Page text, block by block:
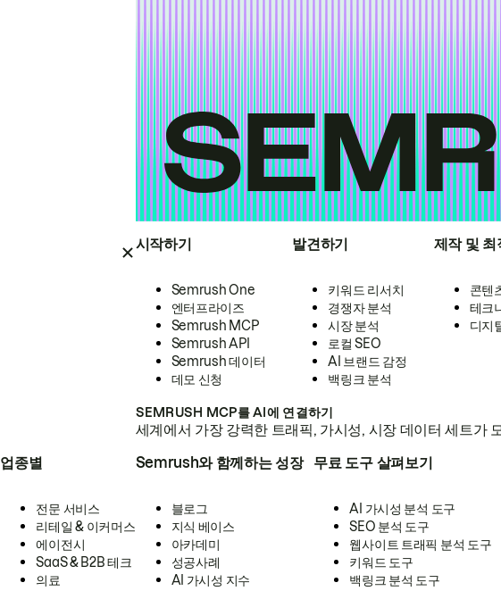
시작하기
Semrush One
엔터프라이즈
Semrush MCP
Semrush API
Semrush 데이터
데모 신청
발견하기
키워드 리서치
경쟁자 분석
시장 분석
로컬 SEO
AI 브랜드 감정
백링크 분석
제작 및 최
콘텐
테크
디지
SEMRUSH MCP를 AI에 연결하기
세계에서 가장 강력한 트래픽, 가시성, 시장 데이터 세트가
업종별
전문 서비스
리테일 & 이커머스
에이전시
SaaS & B2B 테크
의료
Semrush와 함께하는 성장
블로그
지식 베이스
아카데미
성공사례
AI 가시성 지수
무료 도구 살펴보기
AI 가시성 분석 도구
SEO 분석 도구
웹사이트 트래픽 분석 도구
키워드 도구
백링크 분석 도구